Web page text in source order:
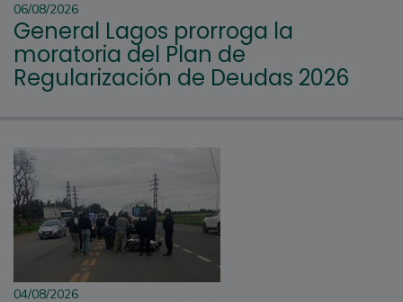
06/08/2026
General Lagos prorroga la
moratoria del Plan de
Regularización de Deudas 2026
04/08/2026